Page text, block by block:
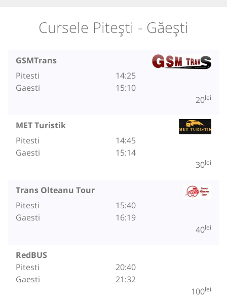
Cursele Pitești - Găești
GSMTrans
Pitesti
Gaesti
14:25
15:10
20lei
MET Turistik
Pitesti
Gaesti
14:45
15:14
30lei
Trans Olteanu Tour
Pitesti
Gaesti
15:40
16:19
40lei
RedBUS
Pitesti
Gaesti
20:40
21:32
100lei